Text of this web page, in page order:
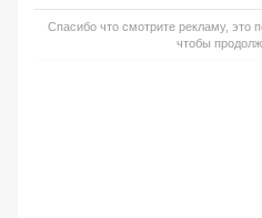
Спасибо что смотрите рекламу, это
чтобы